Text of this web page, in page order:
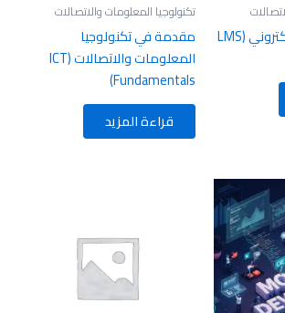
نظم إدارة التعلم الإلكتروني (LMS
تكنولوجيا المعلومات والاتصالات
مقدمة في تكنولوجيا
المعلومات والاتصالات (ICT
Fundamentals)
قراءة المزيد